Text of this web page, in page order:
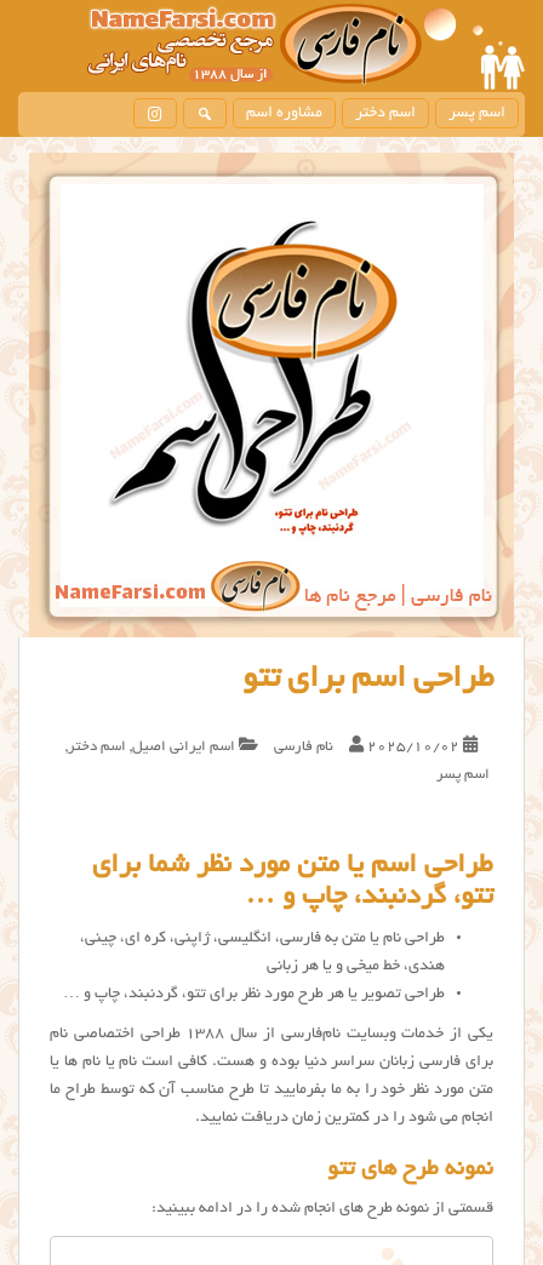
m
i
c
n
t
اسم پسر اسم دختر مشاوره اسم
طراحی اسم برای تتو
2025/10/02 نام فارسی اسم ایرانی اصیل, اسم دختر ,
اسم پسر
طراحی اسم یا متن مورد نظر شما برای
تتو، گردنبند، چاپ و …
طراحي نام یا متن به فارسی، انگلیسی، ژاپنی، کره ای، چینی،
هندی، خط میخی و یا هر زبانی
طراحی تصویر یا هر طرح مورد نظر برای تتو، گردنبند، چاپ و …
یکی از خدمات وبسایت نام‌فارسی از سال ۱۳۸۸ طراحی اختصاصی نام
برای فارسی زبانان سراسر دنیا بوده و هست. کافی است نام یا نام ها یا
متن مورد نظر خود را به ما بفرمایید تا طرح مناسب آن که توسط طراح ما
انجام می شود را در کمترین زمان دریافت نمایید.
نمونه طرح های تتو
قسمتی از نمونه طرح های انجام شده را در ادامه ببینید: